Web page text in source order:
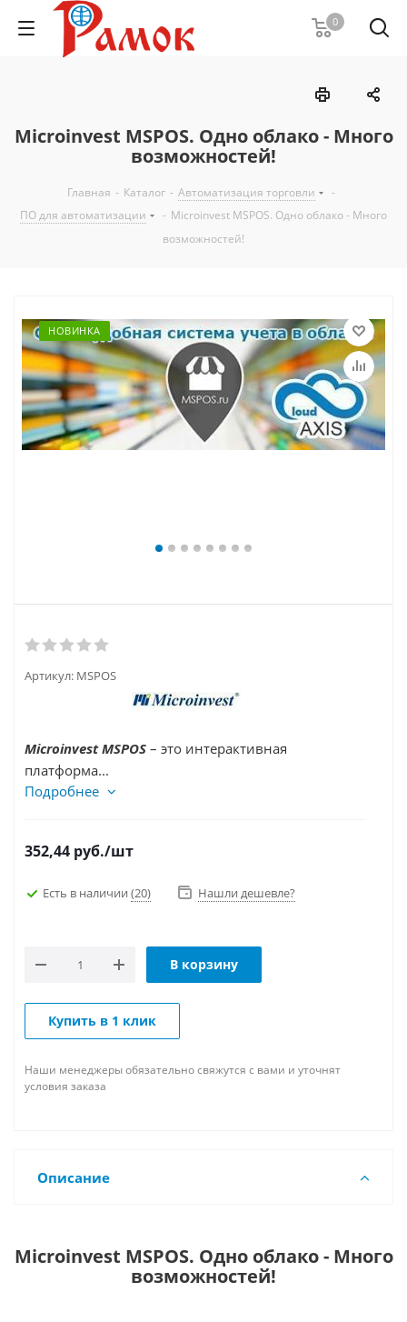
0
Microinvest MSPOS. Одно облако - Много
возможностей!
Главная - Каталог - Автоматизация торговли
-
ПО для автоматизации
- Microinvest MSPOS. Одно облако - Много
возможностей!
НОВИНКА
Артикул: MSPOS
Microinvest MSPOS – это интерактивная
платформа...
Подробнее
352,44 руб./шт
Есть в наличии (20) Нашли дешевле?
В корзину
Купить в 1 клик
Наши менеджеры обязательно свяжутся с вами и уточнят
условия заказа
Описание
Microinvest MSPOS. Одно облако - Много
возможностей!